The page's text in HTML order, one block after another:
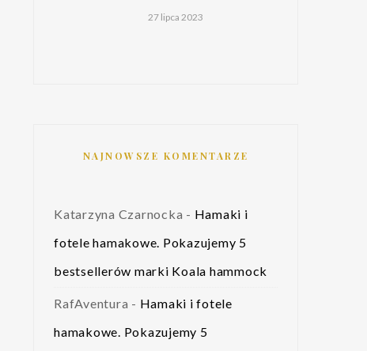
27 lipca 2023
NAJNOWSZE KOMENTARZE
Katarzyna Czarnocka - Hamaki i
fotele hamakowe. Pokazujemy 5
bestsellerów marki Koala hammock
RafAventura - Hamaki i fotele
hamakowe. Pokazujemy 5